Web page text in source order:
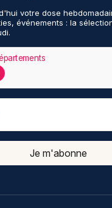
votre dose
événements : la
Je m'abonne